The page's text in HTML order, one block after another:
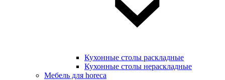
Кухонные столы раскладные
Кухонные столы нераскладные
Мебель для horeca